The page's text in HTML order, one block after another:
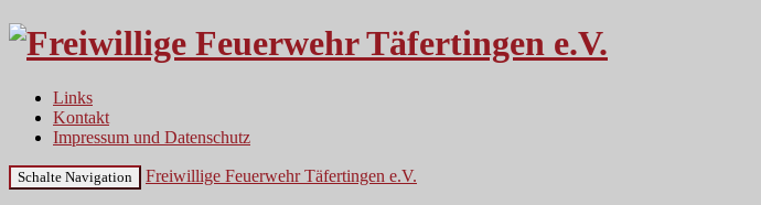
Links
Kontakt
Impressum und Datenschutz
Schalte Navigation Freiwillige Feuerwehr Täfertingen e.V.